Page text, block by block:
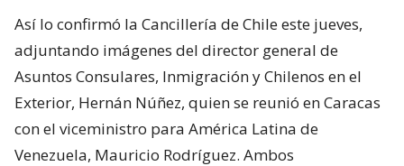
Así lo confirmó la Cancillería de Chile este jueves,
adjuntando imágenes del director general de
Asuntos Consulares, Inmigración y Chilenos en el
Exterior, Hernán Núñez, quien se reunió en Caracas
con el viceministro para América Latina de
Venezuela, Mauricio Rodríguez. Ambos